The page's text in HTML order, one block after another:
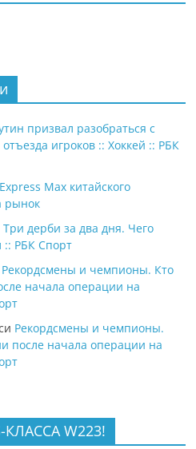
призвал разобраться с
игроков :: Хоккей :: РБК
Max китайского
рынок
Три дерби за два дня. Чего
:: РБК Спорт
Рекордсмены и чемпионы. Кто
начала операции на
Рекордсмены и чемпионы.
после начала операции на
W223!